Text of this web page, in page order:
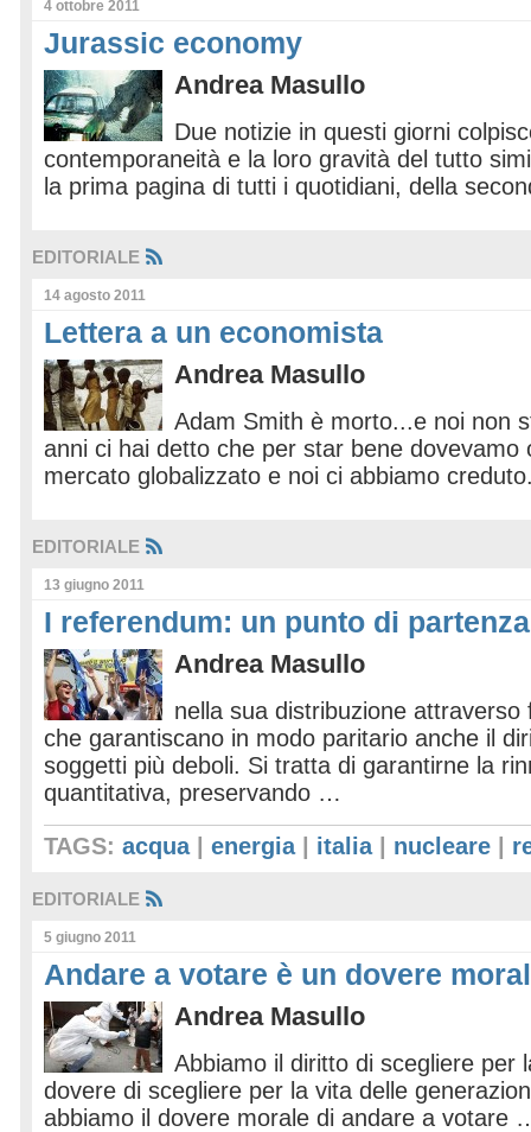
4 ottobre 2011
Jurassic economy
Andrea Masullo
Due notizie in questi giorni
contemporaneità e la loro gravità del tutto
la prima pagina di tutti i quotidiani, della
EDITORIALE
14 agosto 2011
Lettera a un economista
Andrea Masullo
Adam Smith è morto...e noi non
anni ci hai detto che per star bene dovevamo
mercato globalizzato e noi ci abbiamo
EDITORIALE
13 giugno 2011
I referendum: un punto di
Andrea Masullo
nella sua distribuzione attraverso
che garantiscano in modo paritario anche il
soggetti più deboli. Si tratta di garantirne la
quantitativa, preservando …
TAGS: acqua| energia| italia| nucleare
EDITORIALE
5 giugno 2011
Andare a votare è un dovere
Andrea Masullo
Abbiamo il diritto di scegliere per
dovere di scegliere per la vita delle
abbiamo il dovere morale di andare a votare